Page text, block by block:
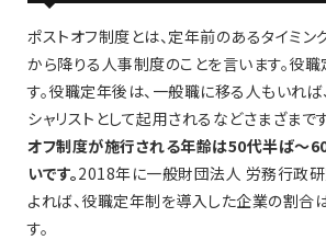
ポストオフ制度とは、定年前のあるタイミン
から降りる人事制度のことを言います。役
す。役職定年後は、一般職に移る人もいれ
シャリストとして起用されるなどさまざまで
オフ制度が施行される年齢は50代半ば〜
いです。2018年に一般財団法人 労務行政
よれば、役職定年制を導入した企業の割合
す。